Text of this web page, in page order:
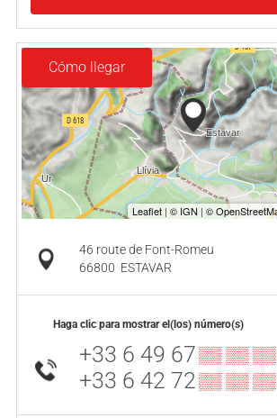
Cómo llegar
46 route de Font-Romeu
66800 ESTAVAR
Haga clic para mostrar el(los) número(s)
+33 6 49 67▒▒ ▒▒ ▒▒
+33 6 42 72▒▒ ▒▒ ▒▒